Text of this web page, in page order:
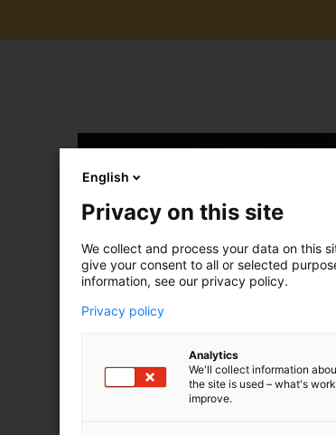
English
Privacy on this site
We collect and process your data on this
give your consent to all or selected
information, see our privacy policy.
Privacy policy
Analytics
We'll collect information
the site is used – what's
improve.